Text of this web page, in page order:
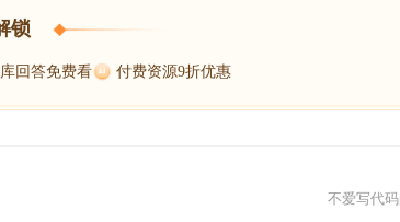
锁
回答免费看 付费资源9折优惠
不爱写代